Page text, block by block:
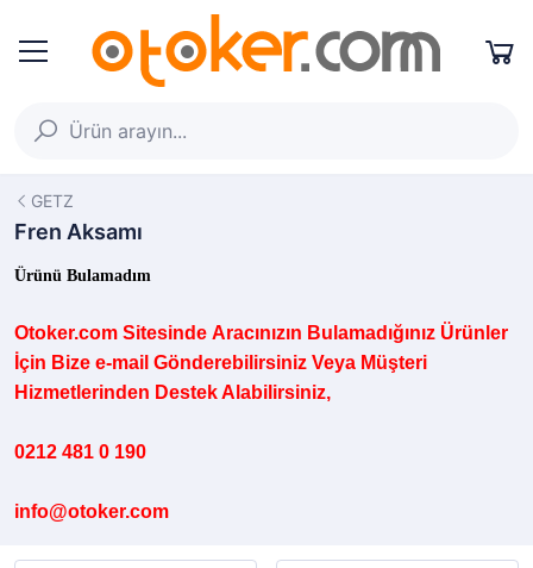
GETZ
Fren Aksamı
Ürünü Bulamadım
Otoker.com Sitesinde Aracınızın Bulamadığınız Ürünler
İçin Bize e-mail Gönderebilirsiniz Veya Müşteri
Hizmetlerinden Destek Alabilirsiniz,
0212 481 0 190
info@otoker.com